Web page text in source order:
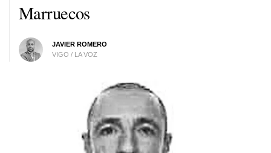
Marruecos
JAVIER ROMERO
VIGO / LA VOZ